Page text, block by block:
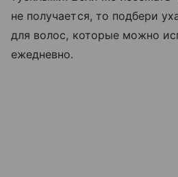
не получается, то подбери
для волос, которые можно
ежедневно.